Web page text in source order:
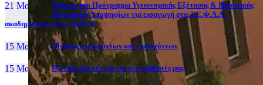
21 Μαι, 26
Οδηγίες και Πρόγραμμα Υγειονομικής Εξέτασης & Πρακτικής
Δοκιμασίας Υποψηφίων για εισαγωγή στα Τ.Ε.Φ.Α.Α.,
ακαδημαϊκού έτους 2026-27
15 Μαι, 26 Πίνακας επιτυχόντων και επιλαχόντων
15 Μαι, 26 Εξεταστικά κέντρα για τους μαθητές μας